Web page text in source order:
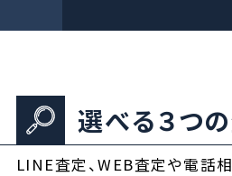
選べる３つ
LINE査定、WEB査定や電話相